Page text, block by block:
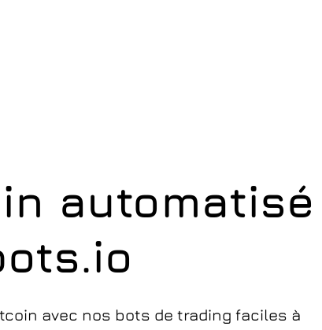
automatisé
avec nos bots de trading faciles à